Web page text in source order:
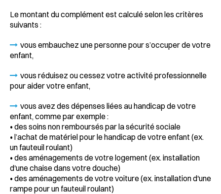
Le montant du complément est calculé selon les critères
suivants :
vous embauchez une personne pour s’occuper de votre
enfant,
vous réduisez ou cessez votre activité professionnelle
pour aider votre enfant,
vous avez des dépenses liées au handicap de votre
enfant, comme par exemple :
• des soins non remboursés par la sécurité sociale
• l’achat de matériel pour le handicap de votre enfant (ex.
un fauteuil roulant)
• des aménagements de votre logement (ex. installation
d'une chaise dans votre douche)
• des aménagements de votre voiture (ex. installation d'une
rampe pour un fauteuil roulant)